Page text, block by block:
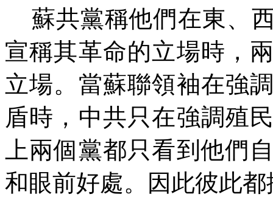
蘇共黨稱他們在東、
宣稱其革命的立場時，
立場。當蘇聯領袖在強
盾時，中共只在強調殖
上兩個黨都只看到他們
和眼前好處。因此彼此